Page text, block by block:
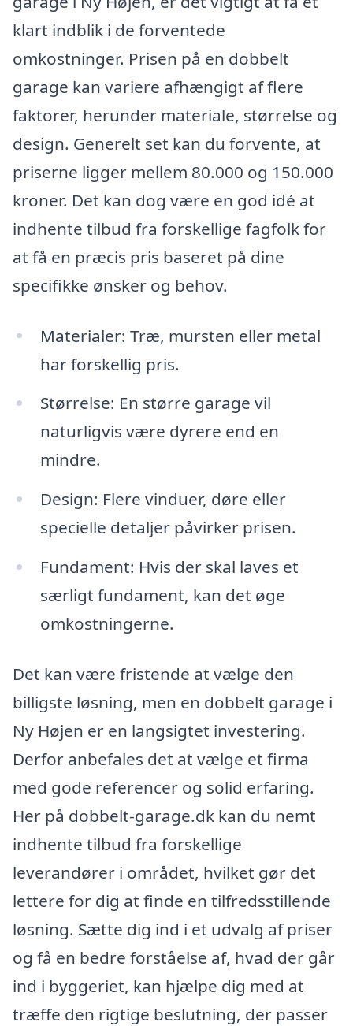
klart indblik i de forventede
omkostninger. Prisen på en dobbelt
garage kan variere afhængigt af flere
faktorer, herunder materiale, størrelse og
design. Generelt set kan du forvente, at
priserne ligger mellem 80.000 og 150.000
kroner. Det kan dog være en god idé at
indhente tilbud fra forskellige fagfolk for
at få en præcis pris baseret på dine
specifikke ønsker og behov.
Materialer: Træ, mursten eller metal
har forskellig pris.
Størrelse: En større garage vil
naturligvis være dyrere end en
mindre.
Design: Flere vinduer, døre eller
specielle detaljer påvirker prisen.
Fundament: Hvis der skal laves et
særligt fundament, kan det øge
omkostningerne.
Det kan være fristende at vælge den
billigste løsning, men en dobbelt garage i
Ny Højen er en langsigtet investering.
Derfor anbefales det at vælge et firma
med gode referencer og solid erfaring.
Her på dobbelt-garage.dk kan du nemt
indhente tilbud fra forskellige
leverandører i området, hvilket gør det
lettere for dig at finde en tilfredsstillende
løsning. Sætte dig ind i et udvalg af priser
og få en bedre forståelse af, hvad der går
ind i byggeriet, kan hjælpe dig med at
træffe den rigtige beslutning, der passer